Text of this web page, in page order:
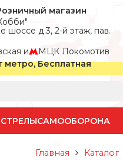
магазин
шоссе д.3, 2-й этаж, пав.
и
МЦК Локомотив
метро, Бесплатная
СТРЕЛЫСАМООБОРОНА
Главная Каталог